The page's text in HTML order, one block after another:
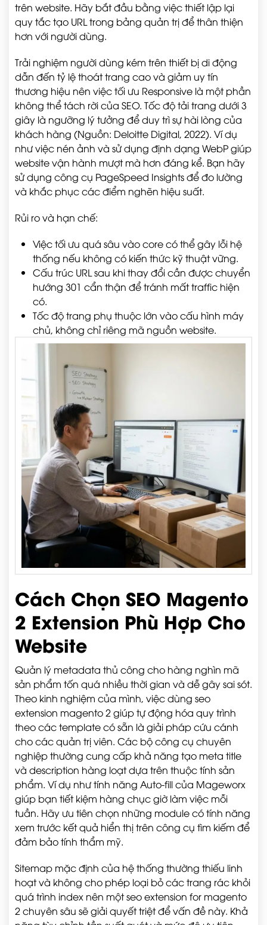
trên website. Hãy bắt đầu bằng việc thiết lập lại
quy tắc tạo URL trong bảng quản trị để thân thiện
hơn với người dùng.
Trải nghiệm người dùng kém trên thiết bị di động
dẫn đến tỷ lệ thoát trang cao và giảm uy tín
thương hiệu nên việc tối ưu Responsive là một phần
không thể tách rời của SEO. Tốc độ tải trang dưới 3
giây là ngưỡng lý tưởng để duy trì sự hài lòng của
khách hàng (Nguồn: Deloitte Digital, 2022). Ví dụ
như việc nén ảnh và sử dụng định dạng WebP giúp
website vận hành mượt mà hơn đáng kể. Bạn hãy
sử dụng công cụ PageSpeed Insights để đo lường
và khắc phục các điểm nghẽn hiệu suất.
Rủi ro và hạn chế:
Việc tối ưu quá sâu vào core có thể gây lỗi hệ
thống nếu không có kiến thức kỹ thuật vững.
Cấu trúc URL sau khi thay đổi cần được chuyển
hướng 301 cẩn thận để tránh mất traffic hiện
có.
Tốc độ trang phụ thuộc lớn vào cấu hình máy
chủ, không chỉ riêng mã nguồn website.
Cách Chọn SEO Magento
2 Extension Phù Hợp Cho
Website
Quản lý metadata thủ công cho hàng nghìn mã
sản phẩm tốn quá nhiều thời gian và dễ gây sai sót.
Theo kinh nghiệm của mình, việc dùng seo
extension magento 2 giúp tự động hóa quy trình
theo các template có sẵn là giải pháp cứu cánh
cho các quản trị viên. Các bộ công cụ chuyên
nghiệp thường cung cấp khả năng tạo meta title
và description hàng loạt dựa trên thuộc tính sản
phẩm. Ví dụ như tính năng Auto-fill của Mageworx
giúp bạn tiết kiệm hàng chục giờ làm việc mỗi
tuần. Hãy ưu tiên chọn những module có tính năng
xem trước kết quả hiển thị trên công cụ tìm kiếm để
đảm bảo tính thẩm mỹ.
Sitemap mặc định của hệ thống thường thiếu linh
hoạt và không cho phép loại bỏ các trang rác khỏi
quá trình index nên một seo extension for magento
2 chuyên sâu sẽ giải quyết triệt để vấn đề này. Khả